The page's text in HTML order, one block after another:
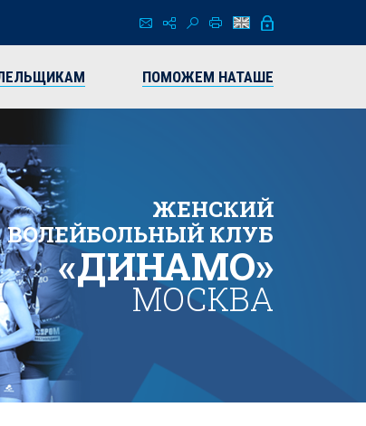
ПОМОЖЕМ НАТАШЕ
ЖЕНСКИЙ
ВОЛЕЙБОЛЬНЫЙ КЛУБ
«ДИНАМО»
МОСКВА